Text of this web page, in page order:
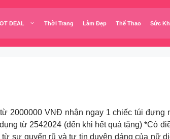
DEAL Thời Trang Làm Đẹp Thể Thao Sức
2000000 VNĐ nhận ngay 1 chiếc túi đựng
từ 2542024 (đến khi hết quà tặng) *Có
sự quyến rũ và tự tin duyên dáng của nữ